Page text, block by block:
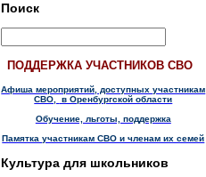
Поиск
ПОДДЕРЖКА УЧАСТНИКОВ СВО
Афиша мероприятий, доступных участникам
СВО,
в Оренбургской области
Обучение, льготы, поддержка
Памятка участникам СВО и членам их семей
Культура для школьников